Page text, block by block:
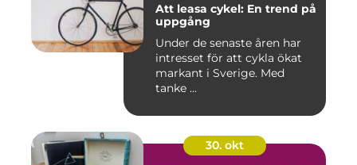
Att leasa cykel: En trend på
uppgång
Under de senaste åren har
intresset för att cykla ökat
markant i Sverige. Med
tanke ...
30. okt